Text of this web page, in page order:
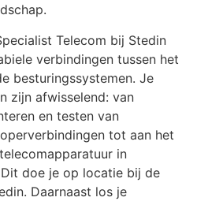
Telecom bij Stedin
verbindingen tussen het
besturingssystemen. Je
zijn afwisselend: van
en testen van
tot aan het
in
doe je op locatie bij de
Daarnaast los je